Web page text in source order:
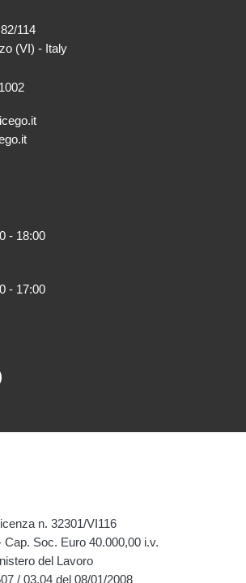
114
(VI) - Italy
- 18:00
- 17:00
n. 32301/VI116
Cap. Soc. Euro 40.000,00 i.v.
del Lavoro
/ 03.04 del 08/01/2008